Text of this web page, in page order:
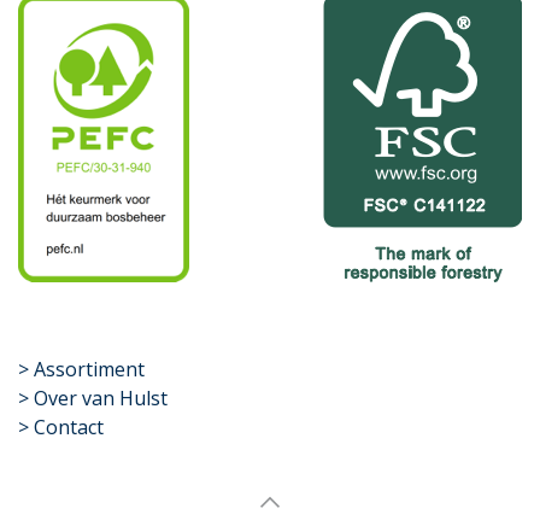
​>Assortiment
> Over van Hulst
> Contact